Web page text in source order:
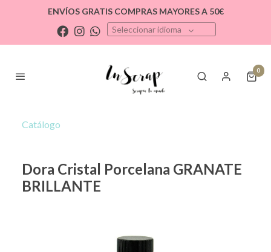
ENVÍOS GRATIS COMPRAS MAYORES A 50€
Seleccionar idioma
0
Catálogo
Dora Cristal Porcelana GRANATE
BRILLANTE